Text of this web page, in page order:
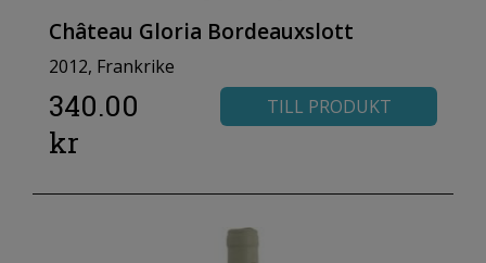
Château Gloria Bordeauxslott
2012, Frankrike
340.00
kr
TILL PRODUKT